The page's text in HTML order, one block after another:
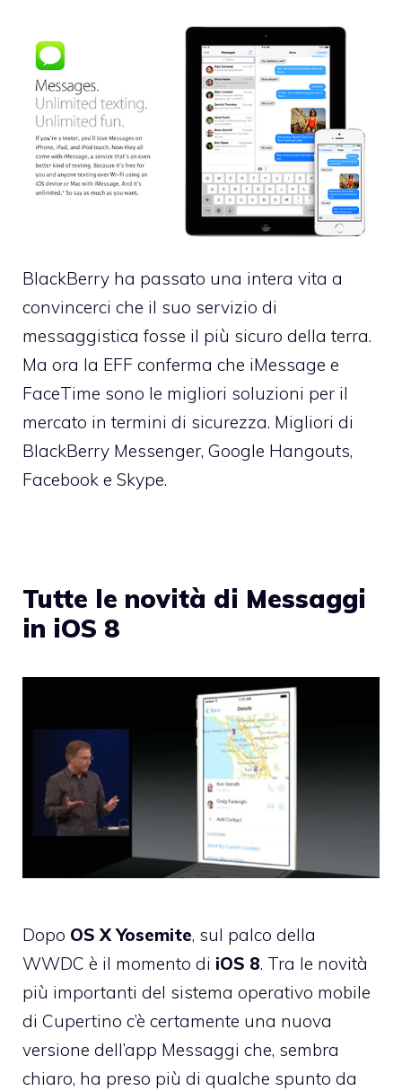
BlackBerry ha passato una intera vita a
convincerci che il suo servizio di
messaggistica fosse il più sicuro della terra.
Ma ora la EFF conferma che iMessage e
FaceTime sono le migliori soluzioni per il
mercato in termini di sicurezza. Migliori di
BlackBerry Messenger, Google Hangouts,
Facebook e Skype.
Tutte le novità di Messaggi
in iOS 8
Dopo OS X Yosemite, sul palco della
WWDC è il momento di iOS 8. Tra le novità
più importanti del sistema operativo mobile
di Cupertino c’è certamente una nuova
versione dell’app Messaggi che, sembra
chiaro, ha preso più di qualche spunto da